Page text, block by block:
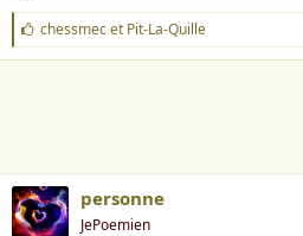
J
'
a
chessmecet Pit-La-Quille
personne
JePoemien